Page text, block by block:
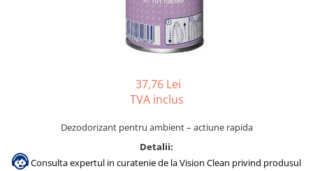
37,76 Lei
TVA inclus
Dezodorizant pentru ambient – actiune rapida
Detalii:
Consulta expertul in curatenie de la Vision Clean privind produsul